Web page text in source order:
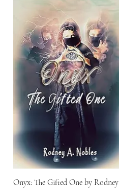
त्वरित दृश्य
Onyx: The Gifted One by Rodney